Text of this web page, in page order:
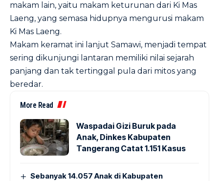
makam lain, yaitu makam keturunan dari Ki Mas
Laeng, yang semasa hidupnya mengurusi makam
Ki Mas Laeng.
Makam keramat ini lanjut Samawi, menjadi tempat
sering dikunjungi lantaran memiliki nilai sejarah
panjang dan tak tertinggal pula dari mitos yang
beredar.
More Read
Waspadai Gizi Buruk pada
Anak, Dinkes Kabupaten
Tangerang Catat 1.151 Kasus
Sebanyak 14.057 Anak di Kabupaten